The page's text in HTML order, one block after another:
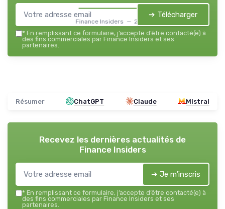
Finance Insiders — 2026
➔ Télécharger
* En remplissant ce formulaire, j’accepte d’être contacté(e) à
des fins commerciales par Finance Insiders et ses
partenaires.
Résumer ChatGPT Claude Mistral
Recevez les dernières actualités de
Finance Insiders
➔ Je m'inscris
* En remplissant ce formulaire, j’accepte d’être contacté(e) à
des fins commerciales par Finance Insiders et ses
partenaires.